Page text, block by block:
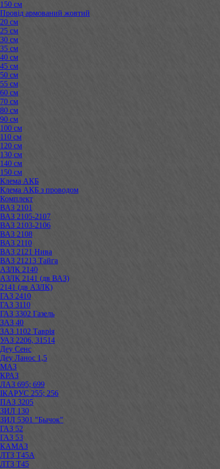
150 см
Провід армований жовтий
20 см
25 см
30 см
35 см
40 см
45 см
50 см
55 см
60 см
70 см
80 см
90 см
100 см
110 см
120 см
130 см
140 см
150 см
Клема АКБ
Клема АКБ з проводом
Комплект
ВАЗ 2101
ВАЗ 2105-2107
ВАЗ 2103-2106
ВАЗ 2108
ВАЗ 2110
ВАЗ 2121 Нива
ВАЗ 21213 Тайга
АЗЛК 2140
АЗЛК 2141 (дв ВАЗ)
2141 (дв АЗЛК)
ГАЗ 2410
ГАЗ 3110
ГАЗ 3302 Газель
ЗАЗ 40
ЗАЗ 1102 Таврія
УАЗ 2206, 31514
Деу Сенс
Деу Ланос 1,5
МАЗ
КРАЗ
ЛАЗ 695; 699
ІКАРУС 255; 256
ПАЗ 3205
ЗИЛ 130
ЗИЛ 5301 "Бычок"
ГАЗ 52
ГАЗ 53
КАМАЗ
ЛТЗ Т45А
ЛТЗ Т45